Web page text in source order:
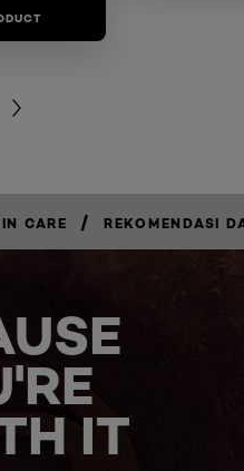
CARD
NEXT CARD
CARE / REKOMENDASI
IT